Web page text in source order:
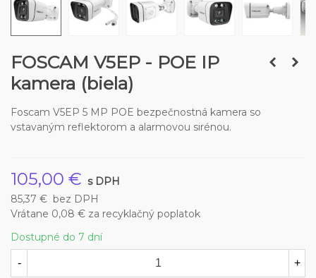
FOSCAM V5EP - POE IP
kamera (biela)
Foscam V5EP 5 MP POE bezpečnostná kamera so
vstavaným reflektorom a alarmovou sirénou.
105,00 € s DPH
85,37 € bez DPH
Vrátane 0,08 € za recyklačný poplatok
Dostupné do 7 dní
- +